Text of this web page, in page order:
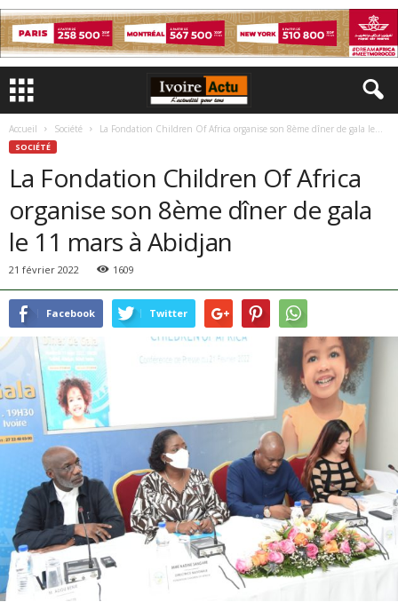
Accueil Société La Fondation Children Of Africa organise son 8ème dîner de gala le...
SOCIÉTÉ
La Fondation Children Of Africa
organise son 8ème dîner de gala
le 11 mars à Abidjan
21 février 2022 1609
Facebook Twitter